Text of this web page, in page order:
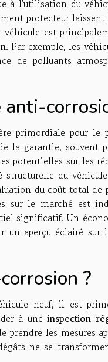
à l'utilisation du
protecteur
véhicule est
. Par exemple, les
de polluants
primordiale pour le
la garantie, souvent
potentielles sur les
du
du coût total de
sur le marché est
significatif. Un
un aperçu éclairé sur
?
neuf, il est
à uneinspection
les mesures
ne se